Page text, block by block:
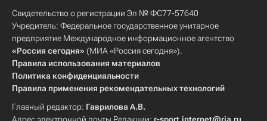
Свидетельство о регистрации Эл № ФС77-57640
Учредитель: Федеральное государственное унитарное
предприятие Международное информационное агентство
«Россия сегодня» (МИА «Россия сегодня»).
Правила использования материалов
Политика конфиденциальности
Правила применения рекомендательных технологий
Главный редактор: Гаврилова А.В.